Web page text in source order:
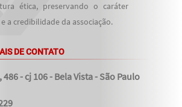
ética, preservando o caráter
a credibilidade da associação.
DE CONTATO
486 - cj 106 - Bela Vista - São Paulo